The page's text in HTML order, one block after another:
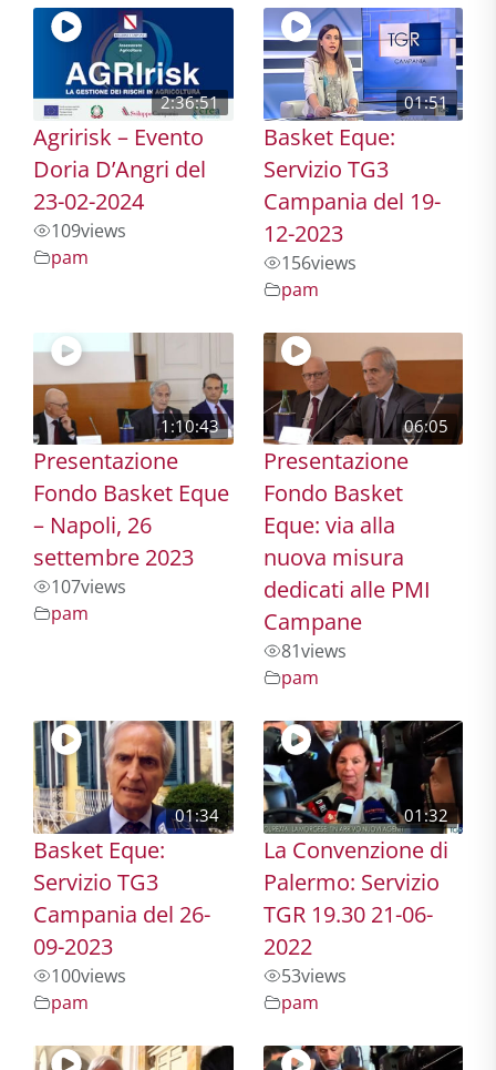
2:36:51
Agririsk – Evento
Doria D’Angri del
23-02-2024
109views
pam
01:51
Basket Eque:
Servizio TG3
Campania del 19-
12-2023
156views
pam
1:10:43
Presentazione
Fondo Basket Eque
– Napoli, 26
settembre 2023
107views
pam
06:05
Presentazione
Fondo Basket
Eque: via alla
nuova misura
dedicati alle PMI
Campane
81views
pam
01:34
Basket Eque:
Servizio TG3
Campania del 26-
09-2023
100views
pam
01:32
La Convenzione di
Palermo: Servizio
TGR 19.30 21-06-
2022
53views
pam